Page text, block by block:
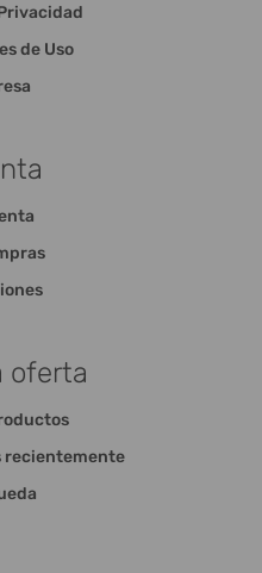
de Uso
oferta
recientemente